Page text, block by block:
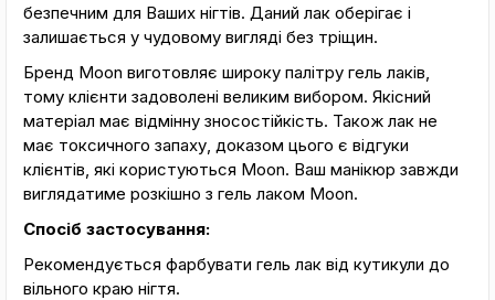
безпечним для Ваших нігтів. Даний лак оберігає і
залишається у чудовому вигляді без тріщин.
Бренд Moon виготовляє широку палітру гель лаків,
тому клієнти задоволені великим вибором. Якісний
матеріал має відмінну зносостійкість. Також лак не
має токсичного запаху, доказом цього є відгуки
клієнтів, які користуються Moon. Ваш манікюр завжди
виглядатиме розкішно з гель лаком Moon.
Спосіб застосування:
Рекомендується фарбувати гель лак від кутикули до
вільного краю нігтя.